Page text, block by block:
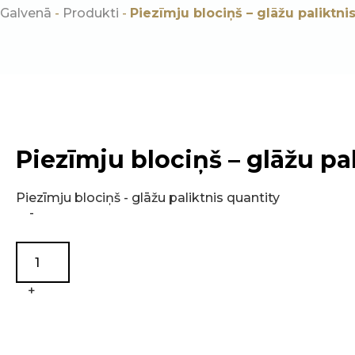
Galvenā - Produkti - Piezīmju blociņš – glāžu paliktnis
Piezīmju blociņš – glāžu
Piezīmju blociņš - glāžu paliktnis quantity
-
+